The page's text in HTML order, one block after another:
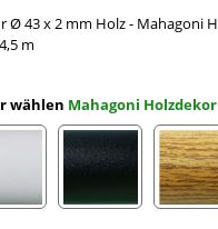
Ø 43 x 2 mm Holz - Mahagoni
m
wählen Mahagoni Holzdekor